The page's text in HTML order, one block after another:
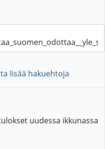
lisää hakuehtoja
uudessa ikkunassa